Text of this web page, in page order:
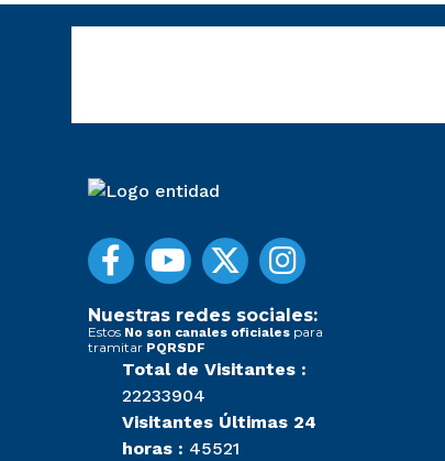
Nuestras redes sociales:
Estos No son canales oficiales para
tramitar PQRSDF
Total de Visitantes :
22233904
Visitantes Últimas 24
horas : 45521